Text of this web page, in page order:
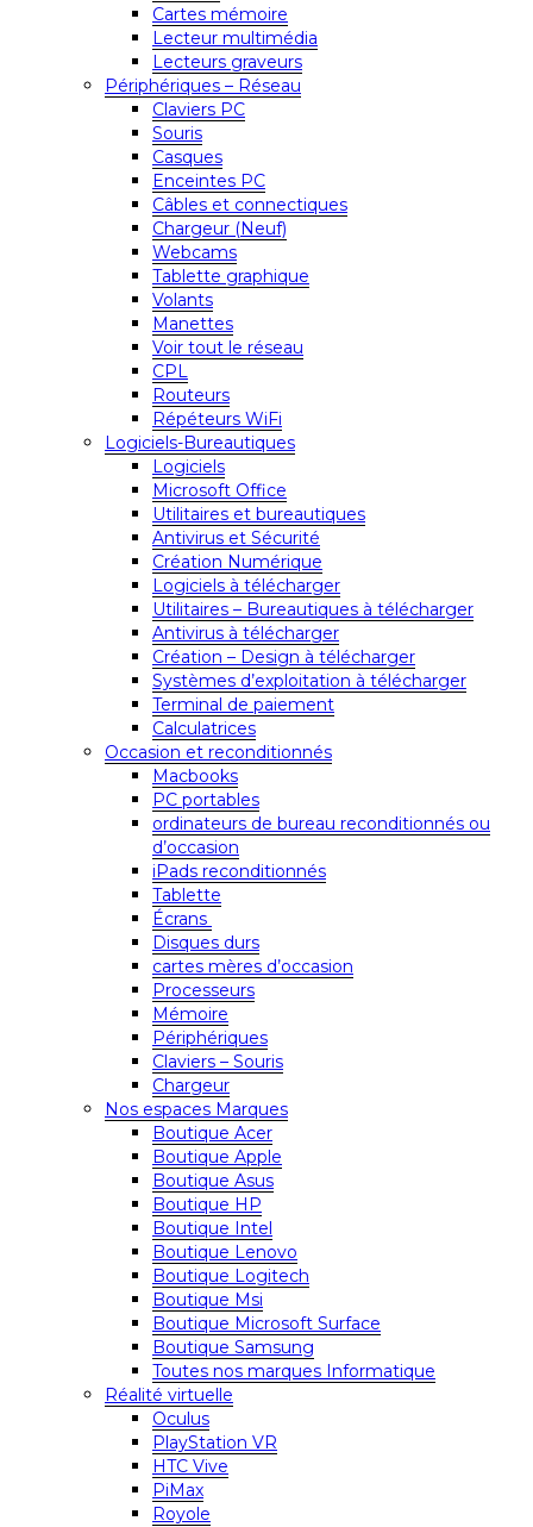
Cartes mémoire
Lecteur multimédia
Lecteurs graveurs
Périphériques – Réseau
Claviers PC
Souris
Casques
Enceintes PC
Câbles et connectiques
Chargeur (Neuf)
Webcams
Tablette graphique
Volants
Manettes
Voir tout le réseau
CPL
Routeurs
Répéteurs WiFi
Logiciels-Bureautiques
Logiciels
Microsoft Office
Utilitaires et bureautiques
Antivirus et Sécurité
Création Numérique
Logiciels à télécharger
Utilitaires – Bureautiques à télécharger
Antivirus à télécharger
Création – Design à télécharger
Systèmes d’exploitation à télécharger
Terminal de paiement
Calculatrices
Occasion et reconditionnés
Macbooks
PC portables
ordinateurs de bureau reconditionnés ou
d’occasion
iPads reconditionnés
Tablette
Écrans
Disques durs
cartes mères d’occasion
Processeurs
Mémoire
Périphériques
Claviers – Souris
Chargeur
Nos espaces Marques
Boutique Acer
Boutique Apple
Boutique Asus
Boutique HP
Boutique Intel
Boutique Lenovo
Boutique Logitech
Boutique Msi
Boutique Microsoft Surface
Boutique Samsung
Toutes nos marques Informatique
Réalité virtuelle
Oculus
PlayStation VR
HTC Vive
PiMax
Royole